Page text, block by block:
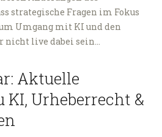
strategische Fragen im Fokus
Umgang mit KI und den
nicht live dabei sein…
Aktuelle
KI, Urheberrecht &